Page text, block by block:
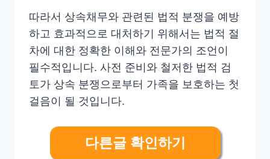
따라서 상속채무와 관련된 법적 분쟁을 예방
하고 효과적으로 대처하기 위해서는 법적 절
차에 대한 정확한 이해와 전문가의 조언이
필수적입니다. 사전 준비와 철저한 법적 검
토가 상속 분쟁으로부터 가족을 보호하는 첫
걸음이 될 것입니다.
다른글 확인하기